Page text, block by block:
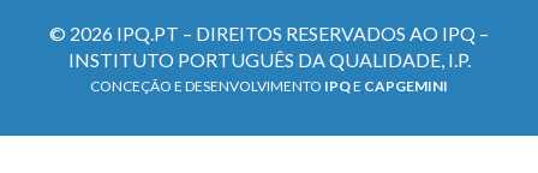
© 2026 IPQ.PT – DIREITOS RESERVADOS AO IPQ –
INSTITUTO PORTUGUÊS DA QUALIDADE, I.P.
CONCEÇÃO E DESENVOLVIMENTO IPQE CAPGEMINI